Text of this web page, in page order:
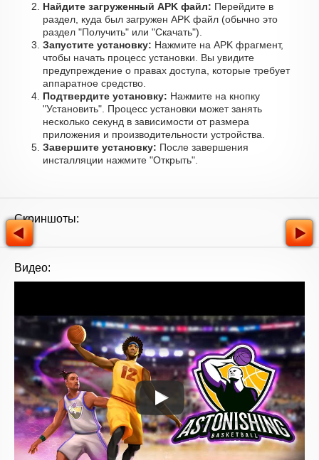
Найдите загруженный APK файл: Перейдите в
раздел, куда был загружен APK файл (обычно это
раздел "Получить" или "Скачать").
Запустите установку: Нажмите на APK фрагмент,
чтобы начать процесс установки. Вы увидите
предупреждение о правах доступа, которые требует
аппаратное средство.
Подтвердите установку: Нажмите на кнопку
"Установить". Процесс установки может занять
несколько секунд в зависимости от размера
приложения и производительности устройства.
Завершите установку: После завершения
инсталляции нажмите "Открыть".
Скриншоты:
Видео: